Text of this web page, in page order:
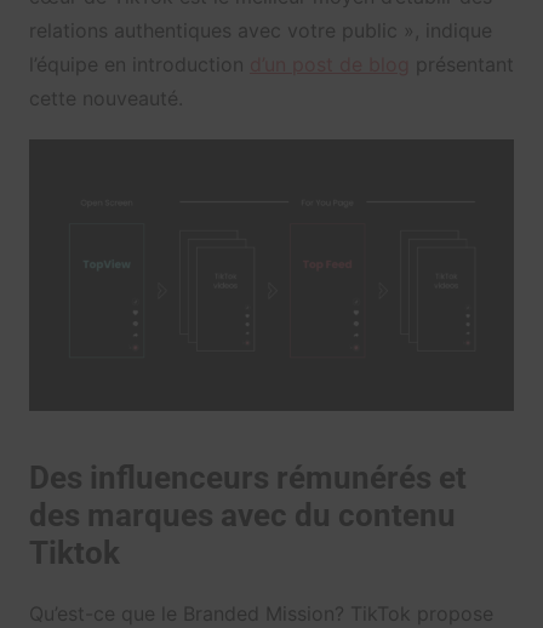
relations authentiques avec votre public », indique
l’équipe en introduction
présentant
cette nouveauté.
Des influenceurs rémunérés et
des marques avec du contenu
Tiktok
Qu’est-ce que le Branded Mission? TikTok propose